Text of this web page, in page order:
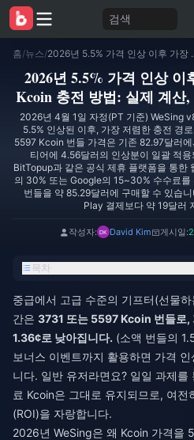
검색
홈/뉴스/ 2026년 5.5% 가격 인상
2026년 5.5% 가격 인상 이
Kcoin 충전 방법: 실제 계산
2026년 4월 1일 자정(PT 기준) WeSing
5.5% 인상된 이후, 가장 저렴한 충전 경
5597 Kcoin 번들 가격은 기존 82.97달러
티어에 4.56달러의 인상분이 일괄 적
BitTopup과 같은 공식 제휴 플랫폼을 통한
의 30% 또는 Google의 15~30% 수수료
번들을 약 85.29달러에 구매할 수 있습
Play 결제보다 약 19달러
작성자: David Kim 게시일:
목차
중급에서 고급 수준의 기프터(선물
간은 3731 또는 5597 Kcoin 번들로,
1.36¢로 낮아집니다. (소액 번들의
보너스 이벤트까지 활용하면 가격
니다. 일반 유저라면요? 일일 과제
료 Kcoin은 그대로 유지되므로, 여
(ROI)을 자랑합니다.
2026년 WeSing은 왜 Kcoin 가격을